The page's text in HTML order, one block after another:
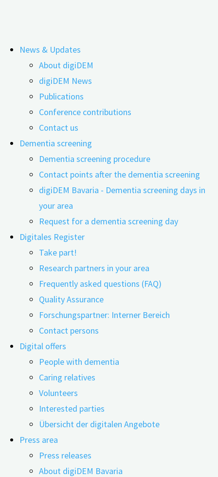
to
content
News & Updates
About digiDEM
digiDEM News
Publications
Conference contributions
Contact us
Dementia screening
Dementia screening procedure
Contact points after the dementia screening
digiDEM Bavaria - Dementia screening days in
your area
Request for a dementia screening day
Digitales Register
Take part!
Research partners in your area
Frequently asked questions (FAQ)
Quality Assurance
Forschungspartner: Interner Bereich
Contact persons
Digital offers
People with dementia
Caring relatives
Volunteers
Interested parties
Übersicht der digitalen Angebote
Press area
Press releases
About digiDEM Bavaria
Hearing loss is a modifiable risk factor
21.07.202424.06.2026
Schwerhörigkeit gehört zu einem der wichtigsten
Risikofaktoren für die Entwicklung einer Demenz.
Doch dieses Risiko lässt sich verringern – indem
Betroffene ein Hörgerät oder ein Cochlea-Implantat
nutzen. Forschende aus Singapur haben
herausgefunden: Wer nicht mehr so gut hört und
deshalb ein Hörgerät trägt, verringert langfristig
den Rückgang seiner kognitiven Fähigkeiten um 19
Prozent.
Schwerhörigkeit ist in der Bevölkerung weit verbreitet.
Die Erkrankung betrifft rund 20 bis 26 Prozent der
Erwachsenen im Alter von 45 Jahren. Bei den über 70-